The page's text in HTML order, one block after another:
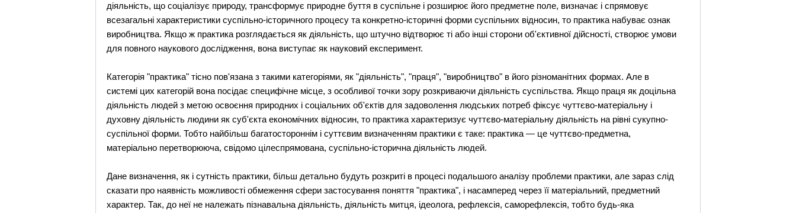
діяльність, що соціалізує природу, трансформує природне буття в суспільне і розширює його предметне поле, визначає і спрямовує
всезагальні характеристики суспільно-історичного процесу та конкретно-історичні форми суспільних відносин, то практика набуває ознак
виробництва. Якщо ж практика розглядається як діяльність, що штучно відтворює ті або інші сторони об'єктивної дійсності, створює умови
для повного наукового дослідження, вона виступає як науковий експеримент.
Категорія "практика" тісно пов'язана з такими категоріями, як "діяльність", "праця", "виробництво" в його різноманітних формах. Але в
системі цих категорій вона посідає специфічне місце, з особливої точки зору розкриваючи діяльність суспільства. Якщо праця як доцільна
діяльність людей з метою освоєння природних і соціальних об'єктів для задоволення людських потреб фіксує чуттєво-матеріальну і
духовну діяльність людини як суб'єкта економічних відносин, то практика характеризує чуттєво-матеріальну діяльність на рівні сукупно-
суспільної форми. Тобто найбільш багатостороннім і суттєвим визначенням практики є таке: практика — це чуттєво-предметна,
матеріально перетворююча, свідомо цілеспрямована, суспільно-історична діяльність людей.
Дане визначення, як і сутність практики, більш детально будуть розкриті в процесі подальшого аналізу проблеми практики, але зараз слід
сказати про наявність можливості обмеження сфери застосування поняття "практика", і насамперед через її матеріальний, предметний
характер. Так, до неї не належать пізнавальна діяльність, діяльність митця, ідеолога, рефлексія, саморефлексія, тобто будь-яка